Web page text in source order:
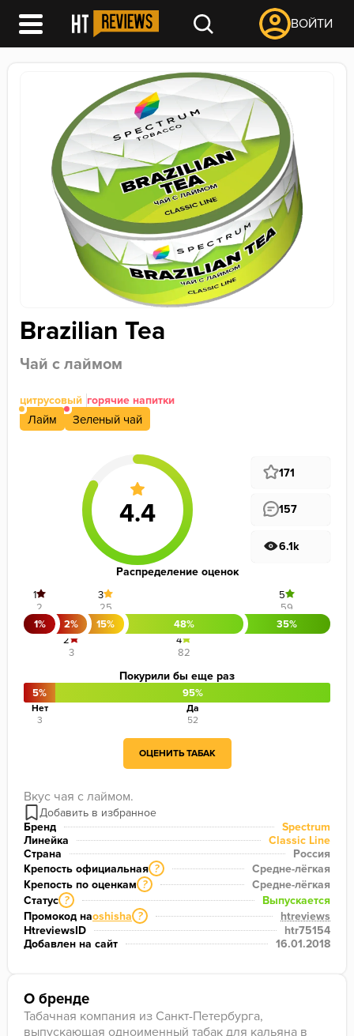
ВОЙТИ
Brazilian Tea
Чай с лаймом
цитрусовый горячие напитки
Лайм Зеленый чай
Вкус чая с лаймом.
Бренд
Spectrum
Линейка
Classic Line
Страна
Россия
Крепость официальная ?
Средне-лёгкая
Крепость по оценкам ?
Средне-лёгкая
Статус ?
Выпускается
Промокод наoshisha ?
htreviews
HtreviewsID
htr75154
Добавлен на сайт
16.01.2018
171
157
6.1k
Распределение оценок
1%
1
2
2%
2
3
15%
3
25
48%
4
82
35%
5
59
Покурили бы еще раз
5%
Нет
3
95%
Да
52
ОЦЕНИТЬ ТАБАК
О бренде
Табачная компания из Санкт-Петербурга,
выпускающая одноименный табак для кальяна в